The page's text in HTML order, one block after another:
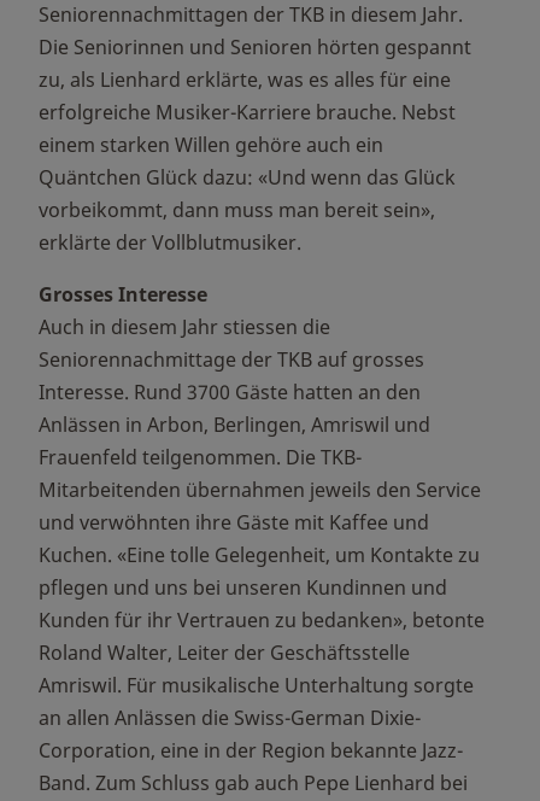
Seniorennachmittagen der TKB in diesem Jahr.
Die Seniorinnen und Senioren hörten gespannt
zu, als Lienhard erklärte, was es alles für eine
erfolgreiche Musiker-Karriere brauche. Nebst
einem starken Willen gehöre auch ein
Quäntchen Glück dazu: «Und wenn das Glück
vorbeikommt, dann muss man bereit sein»,
erklärte der Vollblutmusiker.
Grosses Interesse
Auch in diesem Jahr stiessen die
Seniorennachmittage der TKB auf grosses
Interesse. Rund 3700 Gäste hatten an den
Anlässen in Arbon, Berlingen, Amriswil und
Frauenfeld teilgenommen. Die TKB-
Mitarbeitenden übernahmen jeweils den Service
und verwöhnten ihre Gäste mit Kaffee und
Kuchen. «Eine tolle Gelegenheit, um Kontakte zu
pflegen und uns bei unseren Kundinnen und
Kunden für ihr Vertrauen zu bedanken», betonte
Roland Walter, Leiter der Geschäftsstelle
Amriswil. Für musikalische Unterhaltung sorgte
an allen Anlässen die Swiss-German Dixie-
Corporation, eine in der Region bekannte Jazz-
Band. Zum Schluss gab auch Pepe Lienhard bei